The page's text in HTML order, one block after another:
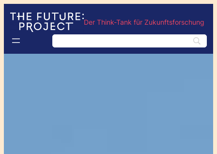
Der Think-Tank für Zukunftsforschung